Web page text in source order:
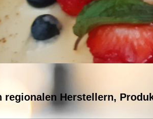
regionalen Herstellern,